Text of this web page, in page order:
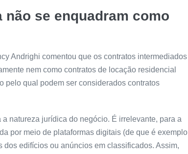
se enquadram como
Andrighi comentou que os contratos intermediados
nem como contratos de locação residencial
pelo qual podem ser considerados contratos
natureza jurídica do negócio. É irrelevante, para a
por meio de plataformas digitais (de que é exemplo
edifícios ou anúncios em classificados. Assim,